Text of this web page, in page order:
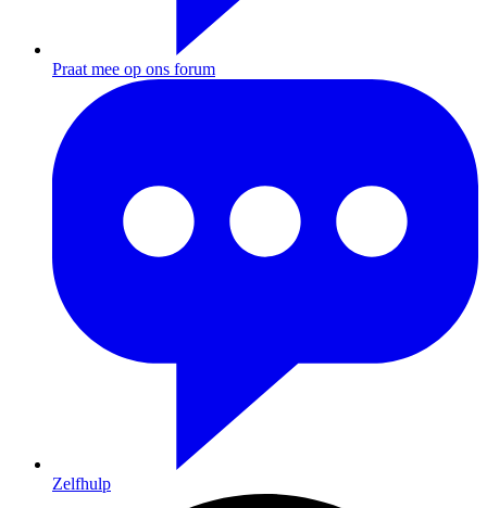
Praat mee op ons forum
Zelfhulp